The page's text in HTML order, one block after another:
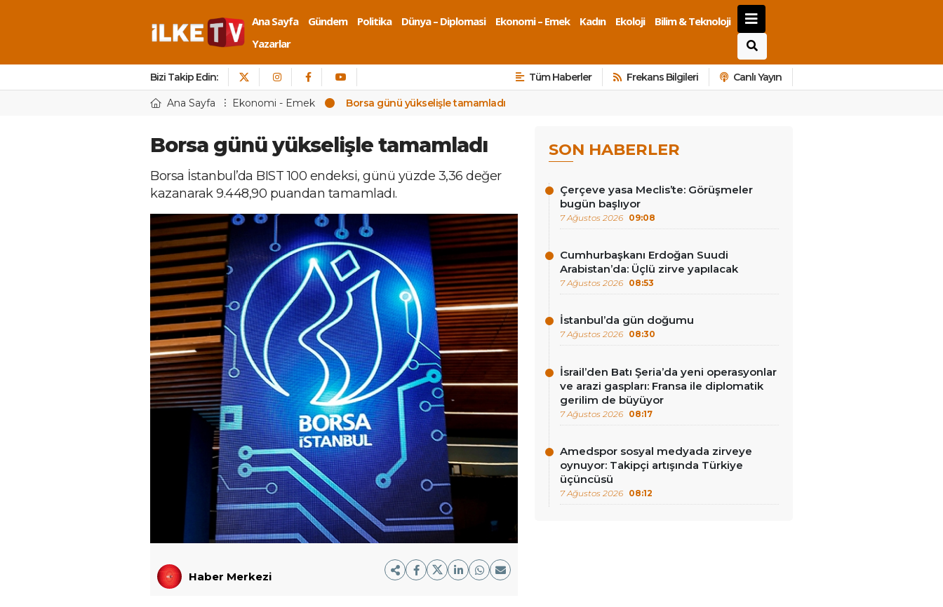
Ana Sayfa Gündem Politika Dünya – Diplomasi Ekonomi – Emek Kadın Ekoloji
Bilim & Teknoloji
Yazarlar
Bizi Takip Edin: Tüm Haberler Frekans Bilgileri Canlı Yayın
Ana Sayfa Ekonomi - Emek Borsa günü yükselişle tamamladı
Borsa günü yükselişle tamamladı
Borsa İstanbul’da BIST 100 endeksi, günü yüzde 3,36 değer
kazanarak 9.448,90 puandan tamamladı.
Haber Merkezi
SON HABERLER
Çerçeve yasa Meclis’te: Görüşmeler
bugün başlıyor
7 Ağustos 2026 09:08
Cumhurbaşkanı Erdoğan Suudi
Arabistan’da: Üçlü zirve yapılacak
7 Ağustos 2026 08:53
İstanbul’da gün doğumu
7 Ağustos 2026 08:30
İsrail’den Batı Şeria’da yeni operasyonlar
ve arazi gaspları: Fransa ile diplomatik
gerilim de büyüyor
7 Ağustos 2026 08:17
Amedspor sosyal medyada zirveye
oynuyor: Takipçi artışında Türkiye
üçüncüsü
7 Ağustos 2026 08:12